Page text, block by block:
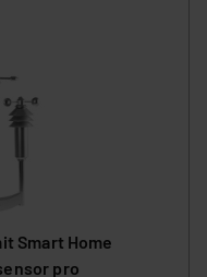
Smart Home
pro